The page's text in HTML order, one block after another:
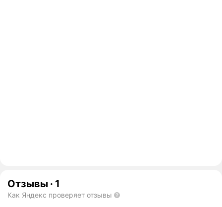
Отзывы · 1
Как Яндекс проверяет отзывы